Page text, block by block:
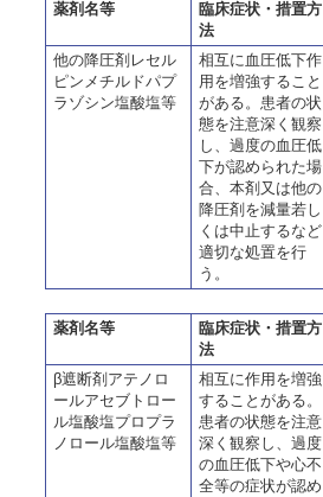
薬剤名等
臨床症状・措置方
法
他の降圧剤レセル
ピンメチルドパプ
ラゾシン塩酸塩等
相互に血圧低下作
用を増強すること
がある。患者の状
態を注意深く観察
し、過度の血圧低
下が認められた場
合、本剤又は他の
降圧剤を減量若し
くは中止するなど
適切な処置を行
う。
薬剤名等
臨床症状・措置方
法
β遮断剤アテノロ
ールアセブトロー
ル塩酸塩プロプラ
ノロール塩酸塩等
相互に作用を増強
することがある。
患者の状態を注意
深く観察し、過度
の血圧低下や心不
全等の症状が認め